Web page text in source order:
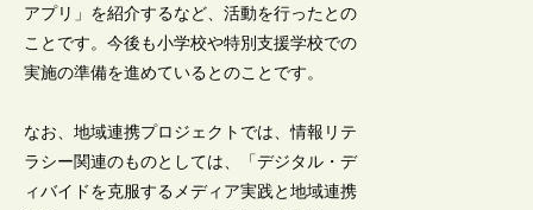
アプリ」を紹介するなど、活動を行ったとの
ことです。今後も小学校や特別支援学校での
実施の準備を進めているとのことです。
なお、地域連携プロジェクトでは、情報リテ
ラシー関連のものとしては、「デジタル・デ
ィバイドを克服するメディア実践と地域連携